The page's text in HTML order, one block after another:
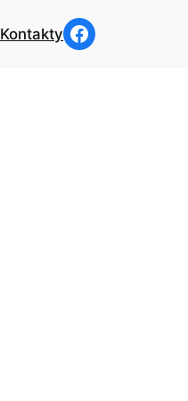
Kontakty Odkaz na facebookové stránky JTJ Euroservis